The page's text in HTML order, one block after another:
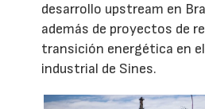
desarrollo upstream en
además de proyectos de
transición energética en
industrial de Sines.